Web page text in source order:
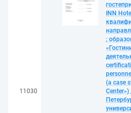
11030
INN
;
(a case